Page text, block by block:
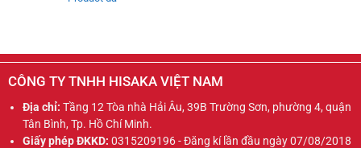
CÔNG TY TNHH HISAKA VIỆT NAM
Địa chỉ: Tầng 12 Tòa nhà Hải Âu, 39B Trường Sơn, phường 4, quận
Tân Bình, Tp. Hồ Chí Minh.
Giấy phép ĐKKD: 0315209196 - Đăng kí lần đầu ngày 07/08/2018